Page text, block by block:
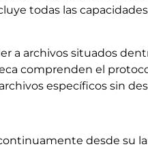
todas las
a archivos situados
comprenden el
específicos sin
desde su